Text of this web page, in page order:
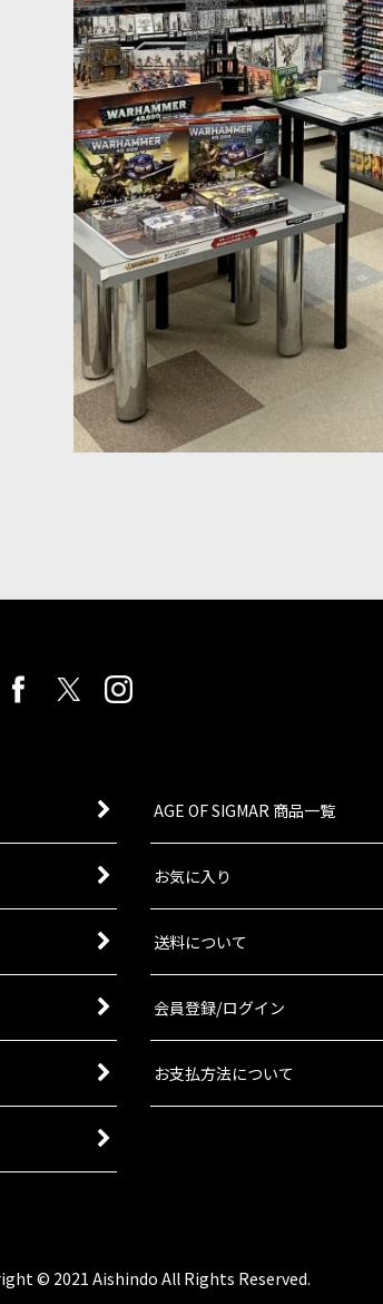
犬としても己が使命を十分心得ている「メフィテ
最前線に姿を見せ、轟音とともに戦場の空を舞う
ネイター」ともなればなおさらだ。〈腐敗の神：
しめ、歯を食いしばり、触手をくねらせながら、
AGE OF SIGMAR 商品一覧
お気に入り
送料について
会員登録/ログイン
お支払方法について
© 2021 Aishindo All Rights Reserved.